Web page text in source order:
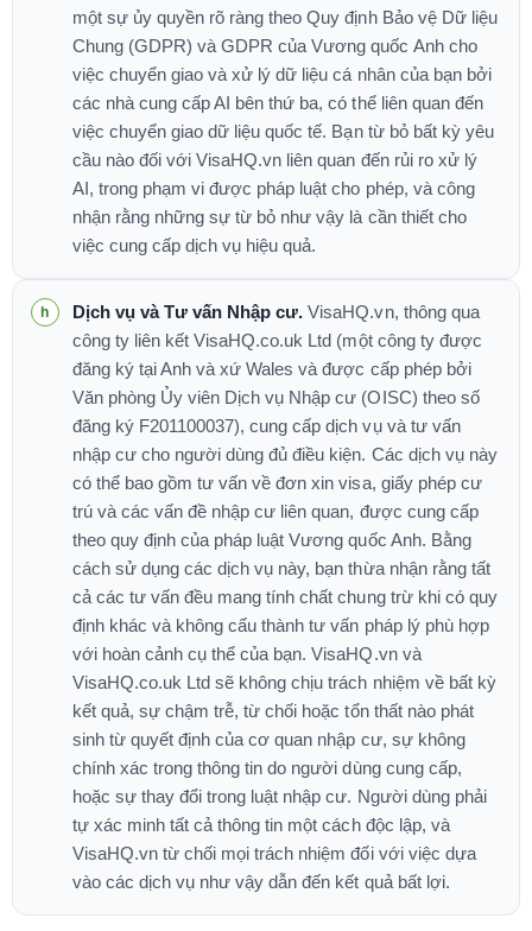
một sự ủy quyền rõ ràng theo Quy định Bảo vệ Dữ liệu
Chung (GDPR) và GDPR của Vương quốc Anh cho
việc chuyển giao và xử lý dữ liệu cá nhân của bạn bởi
các nhà cung cấp AI bên thứ ba, có thể liên quan đến
việc chuyển giao dữ liệu quốc tế. Bạn từ bỏ bất kỳ yêu
cầu nào đối với VisaHQ.vn liên quan đến rủi ro xử lý
AI, trong phạm vi được pháp luật cho phép, và công
nhận rằng những sự từ bỏ như vậy là cần thiết cho
việc cung cấp dịch vụ hiệu quả.
Dịch vụ và Tư vấn Nhập cư. VisaHQ.vn, thông qua
công ty liên kết VisaHQ.co.uk Ltd (một công ty được
đăng ký tại Anh và xứ Wales và được cấp phép bởi
Văn phòng Ủy viên Dịch vụ Nhập cư (OISC) theo số
đăng ký F201100037), cung cấp dịch vụ và tư vấn
nhập cư cho người dùng đủ điều kiện. Các dịch vụ này
có thể bao gồm tư vấn về đơn xin visa, giấy phép cư
trú và các vấn đề nhập cư liên quan, được cung cấp
theo quy định của pháp luật Vương quốc Anh. Bằng
cách sử dụng các dịch vụ này, bạn thừa nhận rằng tất
cả các tư vấn đều mang tính chất chung trừ khi có quy
định khác và không cấu thành tư vấn pháp lý phù hợp
với hoàn cảnh cụ thể của bạn. VisaHQ.vn và
VisaHQ.co.uk Ltd sẽ không chịu trách nhiệm về bất kỳ
kết quả, sự chậm trễ, từ chối hoặc tổn thất nào phát
sinh từ quyết định của cơ quan nhập cư, sự không
chính xác trong thông tin do người dùng cung cấp,
hoặc sự thay đổi trong luật nhập cư. Người dùng phải
tự xác minh tất cả thông tin một cách độc lập, và
VisaHQ.vn từ chối mọi trách nhiệm đối với việc dựa
vào các dịch vụ như vậy dẫn đến kết quả bất lợi.